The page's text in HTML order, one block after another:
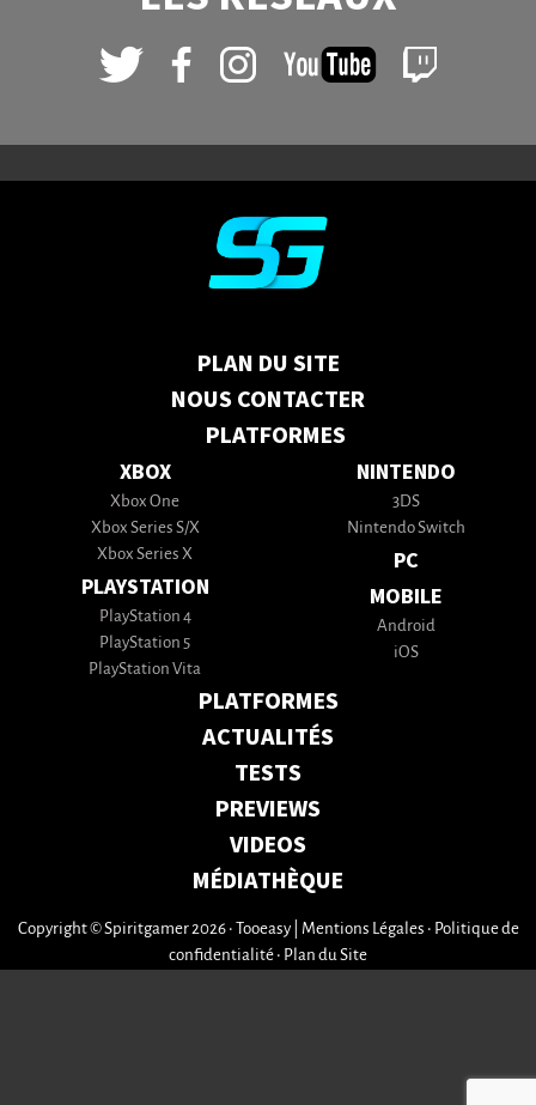
PLAN DU SITE
NOUS CONTACTER
PLATFORMES
XBOX
Xbox One
Xbox Series S/X
Xbox Series X
PLAYSTATION
PlayStation 4
PlayStation 5
PlayStation Vita
NINTENDO
3DS
Nintendo Switch
PC
MOBILE
Android
iOS
PLATFORMES
ACTUALITÉS
TESTS
PREVIEWS
VIDEOS
MÉDIATHÈQUE
Copyright © Spiritgamer 2026 • Tooeasy Mentions Légales • Politique de
confidentialité • Plan du Site